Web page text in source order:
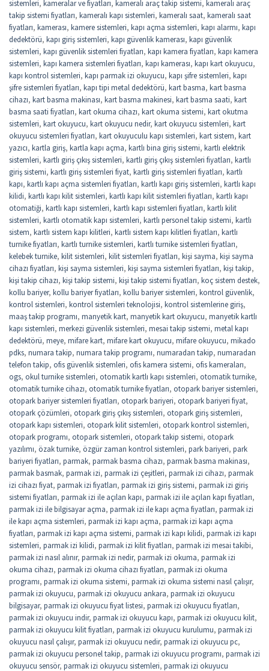
sistemleri, kameralar ve fiyatları, kameralı araç takip sistemi, kameralı araç
takip sistemi fiyatları, kameralı kapı sistemleri, kameralı saat, kameralı saat
fiyatları, kamerası, kamere sistemleri, kapı açma sistemleri, kapı alarmı, kapı
dedektörü, kapı giriş sistemleri, kapı güvenlik kamerası, kapı güvenlik
sistemleri, kapı güvenlik sistemleri fiyatları, kapı kamera fiyatları, kapı kamera
sistemleri, kapı kamera sistemleri fiyatları, kapı kamerası, kapı kart okuyucu,
kapı kontrol sistemleri, kapı parmak izi okuyucu, kapı şifre sistemleri, kapı
şifre sistemleri fiyatları, kapı tipi metal dedektörü, kart basma, kart basma
cihazı, kart basma makinası, kart basma makinesi, kart basma saati, kart
basma saati fiyatları, kart okuma cihazı, kart okuma sistemi, kart okutma
sistemleri, kart okuyucu, kart okuyucu nedir, kart okuyucu sistemleri, kart
okuyucu sistemleri fiyatları, kart okuyuculu kapı sistemleri, kart sistem, kart
yazıcı, kartla giriş, kartla kapı açma, kartlı bina giriş sistemi, kartlı elektrik
sistemleri, kartlı giriş çıkış sistemleri, kartlı giriş çıkış sistemleri fiyatları, kartlı
giriş sistemi, kartlı giriş sistemleri fiyat, kartlı giriş sistemleri fiyatları, kartlı
kapı, kartlı kapı açma sistemleri fiyatları, kartlı kapı giriş sistemleri, kartlı kapı
kilidi, kartlı kapı kilit sistemleri, kartlı kapı kilit sistemleri fiyatları, kartlı kapı
otomatiği, kartlı kapı sistemleri, kartlı kapı sistemleri fiyatları, kartlı kilit
sistemleri, kartlı otomatik kapı sistemleri, kartlı personel takip sistemi, kartlı
sistem, kartlı sistem kapı kilitleri, kartlı sistem kapı kilitleri fiyatları, kartlı
turnike fiyatları, kartlı turnike sistemleri, kartlı turnike sistemleri fiyatları,
kelebek turnike, kilit sistemleri, kilit sistemleri fiyatları, kişi sayma, kişi sayma
cihazı fiyatları, kişi sayma sistemleri, kişi sayma sistemleri fiyatları, kişi takip,
kişi takip cihazı, kişi takip sistemi, kişi takip sistemi fiyatları, koç sistem destek,
kollu bariyer, kollu bariyer fiyatları, kollu bariyer sistemleri, kontrol güvenlik,
kontrol sistemleri, kontrol sistemleri teknolojisi, kontrol sistemlerine giriş,
maaş takip programı, manyetik kart, manyetik kart okuyucu, manyetik kartlı
kapı sistemleri, merkezi güvenlik sistemleri, mesai takip sistemi, metal kapı
dedektörü, meye, mifare kart, mifare kart okuyucu, mifare okuyucu, mikado
pdks, numara takip, numara takip programı, numaradan takip, numaradan
telefon takip, ofis güvenlik sistemleri, ofis kamera sistemi, ofis kameraları,
ogs, okul turnike sistemleri, otomatik kartlı kapı sistemleri, otomatik turnike,
otomatik turnike cihazı, otomatik turnike fiyatları, otopark bariyer sistemleri,
otopark bariyer sistemleri fiyatları, otopark bariyeri, otopark bariyeri fiyat,
otopark çözümleri, otopark giriş çıkış sistemleri, otopark giriş sistemleri,
otopark kapı sistemleri, otopark kilit sistemleri, otopark kontrol sistemleri,
otopark programı, otopark sistemleri, otopark takip sistemi, otopark
yazılımı, özak turnike, özgür zaman kontrol sistemleri, park bariyeri, park
bariyeri fiyatları, parmak, parmak basma cihazı, parmak basma makinası,
parmak basmak, parmak izi, parmak izi çeşitleri, parmak izi cihazı, parmak
izi cihazı fiyat, parmak izi fiyatları, parmak izi giriş sistemi, parmak izi giriş
sistemi fiyatları, parmak izi ile açılan kapı, parmak izi ile açılan kapı fiyatları,
parmak izi ile bilgisayar açma, parmak izi ile kapı açma fiyatları, parmak izi
ile kapı açma sistemleri, parmak izi kapı açma, parmak izi kapı açma
fiyatları, parmak izi kapı açma sistemi, parmak izi kapı kilidi, parmak izi kapı
sistemleri, parmak izi kilidi, parmak izi kilit fiyatları, parmak izi mesai takibi,
parmak izi nasıl alınır, parmak izi nedir, parmak izi okuma, parmak izi
okuma cihazı, parmak izi okuma cihazı fiyatları, parmak izi okuma
programı, parmak izi okuma sistemi, parmak izi okuma sistemi nasıl çalışır,
parmak izi okuyucu, parmak izi okuyucu ankara, parmak izi okuyucu
bilgisayar, parmak izi okuyucu fiyat listesi, parmak izi okuyucu fiyatları,
parmak izi okuyucu indir, parmak izi okuyucu kapı, parmak izi okuyucu kilit,
parmak izi okuyucu kilit fiyatları, parmak izi okuyucu kurulumu, parmak izi
okuyucu nasıl çalışır, parmak izi okuyucu nedir, parmak izi okuyucu pc,
parmak izi okuyucu personel takip, parmak izi okuyucu programı, parmak izi
okuyucu sensör, parmak izi okuyucu sistemleri, parmak izi okuyucu